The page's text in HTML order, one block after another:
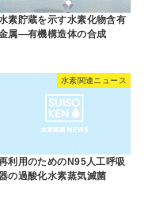
素貯蔵を示す水素化物含有
属—有機構造体の合成
水素関連ニュース
利用のためのN95人工呼吸
の過酸化水素蒸気滅菌